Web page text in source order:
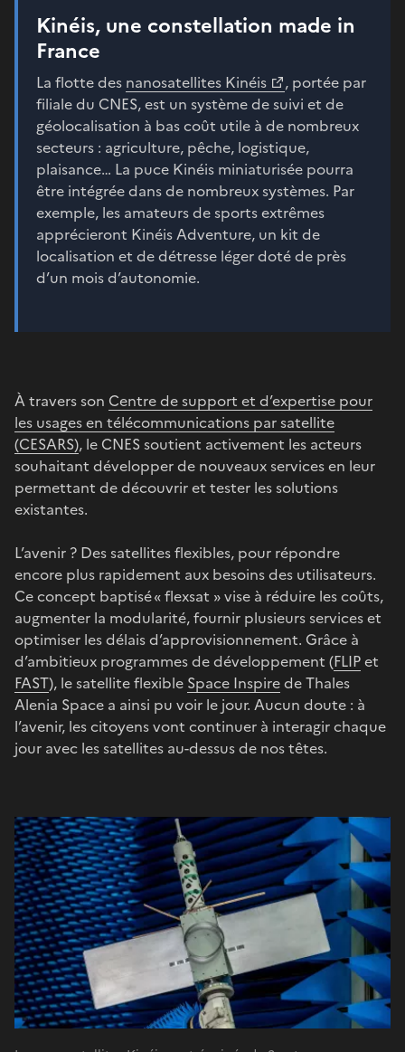
Kinéis, une constellation made in
France
La flotte des nanosatellites Kinéis
, portée par
filiale du CNES, est un système de suivi et de
géolocalisation à bas coût utile à de nombreux
secteurs : agriculture, pêche, logistique,
plaisance… La puce Kinéis miniaturisée pourra
être intégrée dans de nombreux systèmes. Par
exemple, les amateurs de sports extrêmes
apprécieront Kinéis Adventure, un kit de
localisation et de détresse léger doté de près
d’un mois d’autonomie.
À travers son Centre de support et d’expertise pour
les usages en télécommunications par satellite
(CESARS), le CNES soutient activement les acteurs
souhaitant développer de nouveaux services en leur
permettant de découvrir et tester les solutions
existantes.
L’avenir ? Des satellites flexibles, pour répondre
encore plus rapidement aux besoins des utilisateurs.
Ce concept baptisé « flexsat » vise à réduire les coûts,
augmenter la modularité, fournir plusieurs services et
optimiser les délais d’approvisionnement. Grâce à
d’ambitieux programmes de développement (FLIPet
FAST), le satellite flexible Space Inspirede Thales
Alenia Space a ainsi pu voir le jour. Aucun doute : à
l’avenir, les citoyens vont continuer à interagir chaque
jour avec les satellites au-dessus de nos têtes.